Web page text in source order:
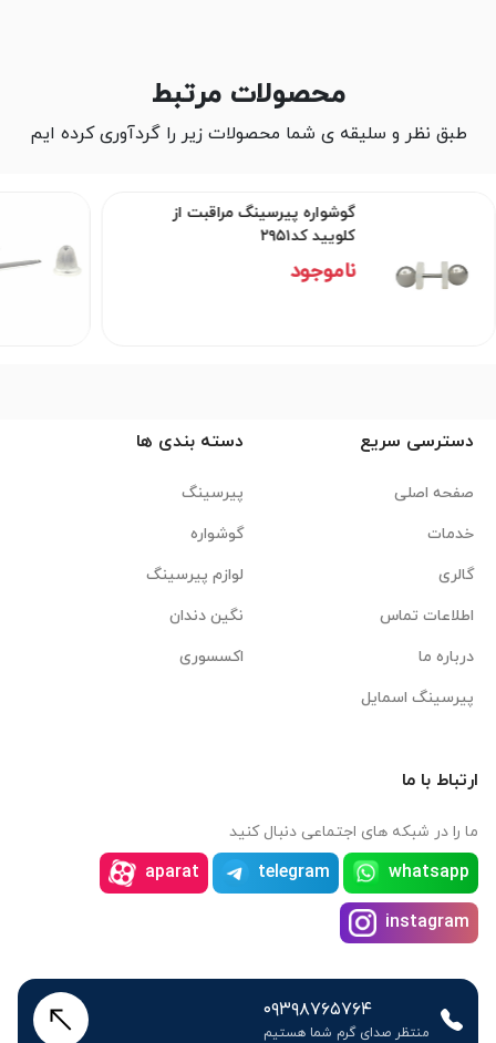
محصولات مرتبط
طبق نظر و سلیقه ی شما محصولات زیر را گردآوری کرده ایم
گوشواره پیرسینگ مراقبت از
کلویید کد۲۹۵۱
ناموجود
دسترسی سریع
صفحه اصلی
خدمات
گالری
اطلاعات تماس
درباره ما
پیرسینگ اسمایل
دسته بندی ها
پیرسینگ
گوشواره
لوازم پیرسینگ
نگین دندان
اکسسوری
ارتباط با ما
ما را در شبکه های اجتماعی دنبال کنید
whatsapp
telegram
aparat
instagram
۰۹۳۹۸۷۶۵۷۶۴
منتظر صدای گرم شما هستیم